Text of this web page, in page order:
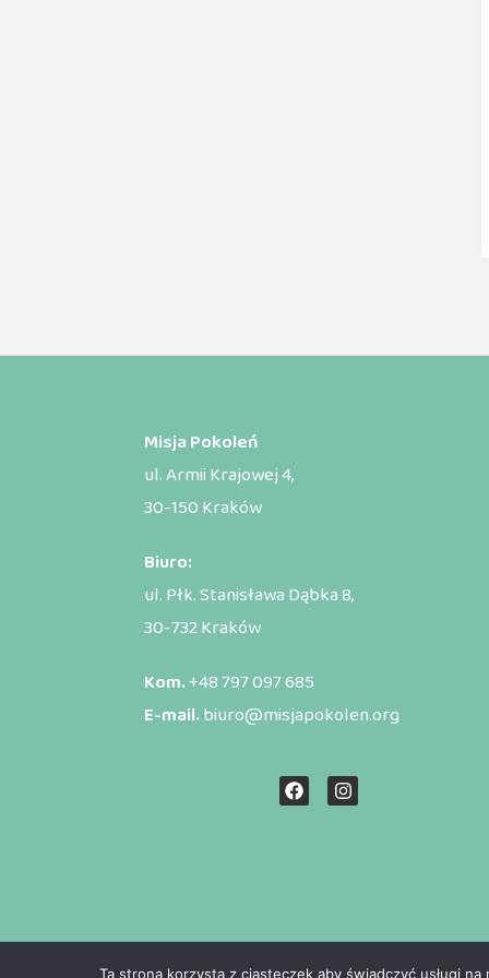
Misja Pokoleń
ul. Armii Krajowej 4,
30-150 Kraków
Biuro:
ul. Płk. Stanisława Dąbka 8,
30-732 Kraków
Kom.+48 797 097 685
E-mail.biuro@misjapokolen.org
Ta strona korzysta z ciasteczek aby świadczyć usługi